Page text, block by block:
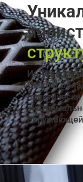
Cellmat